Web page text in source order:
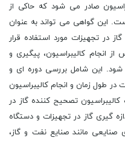
صادر می شود که حاکی از
این گواهی می تواند به عنوان
در تجهیزات مورد استفاده قرار
انجام کالیبراسیون، پیگیری و
شود. این شامل بررسی دوره ای و
در طول زمان و انجام کالیبراسیون
تصحیح کننده گاز در
گیری گاز در تجهیزات و دستگاه
مانند صنایع نفت و گاز،